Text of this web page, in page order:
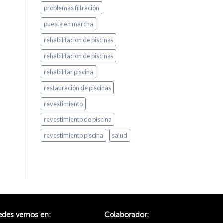
problemas filtración
puesta en marcha
rehabilitacion de piscinas
rehabilitacion de piscinas
rehabilitar piscina
restauración de piscinas
revestimiento
revestimiento de piscina
revestimiento piscina
salud
vernos en: Colaborador: